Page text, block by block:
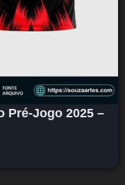
Pré-Jogo 2025 –